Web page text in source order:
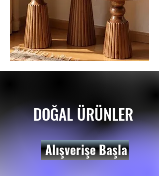
DOĞAL ÜRÜNLER
Alışverişe Başla